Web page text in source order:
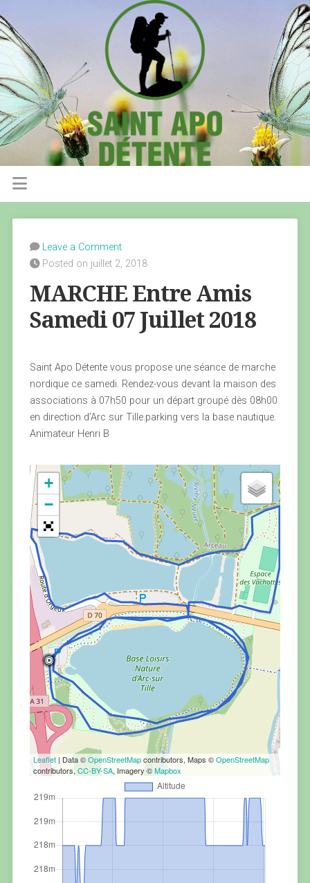
Leave a Comment
Posted on juillet 2, 2018
MARCHE Entre Amis
Samedi 07 Juillet 2018
Saint Apo Détente vous propose une séance de marche
nordique ce samedi. Rendez-vous devant la maison des
associations à 07h50 pour un départ groupé dès 08h00
en direction d’Arc sur Tille.parking vers la base nautique.
Animateur Henri B
+
−
Leaflet| Data ©OpenStreetMapcontributors, Maps ©OpenStreetMap
contributors, CC-BY-SA, Imagery ©Mapbox